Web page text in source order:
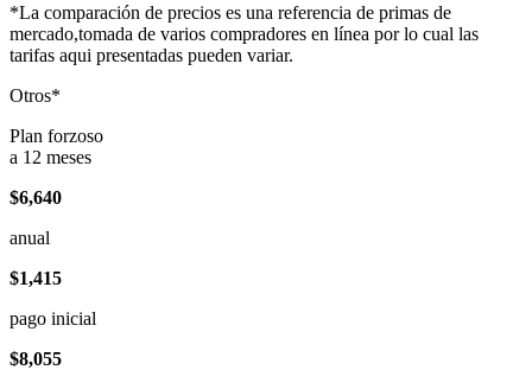
*La comparación de precios es una referencia de primas de
mercado,tomada de varios compradores en línea por lo cual las
tarifas aqui presentadas pueden variar.
Otros*
Plan forzoso
a 12 meses
$6,640
anual
$1,415
pago inicial
$8,055